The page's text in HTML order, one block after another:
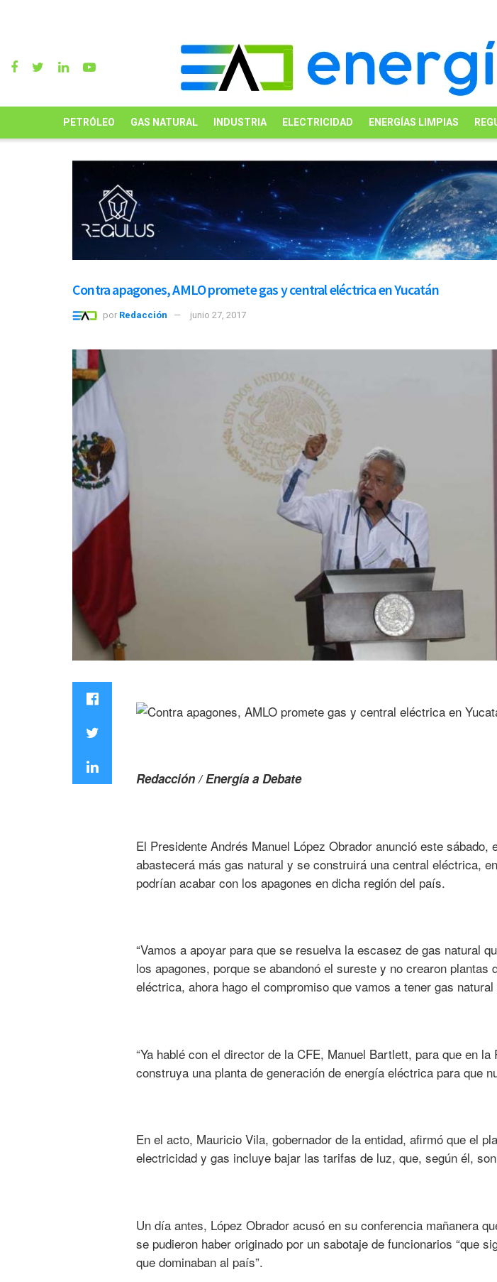
PETRÓLEO GAS NATURAL INDUSTRIA ELECTRICIDAD ENERGÍAS LIMPIAS
Contra apagones, AMLO promete gas y central eléctrica en Yucatán
por Redacción junio 27, 2017
Redacción / Energía a Debate
El Presidente Andrés Manuel López Obrador anunció este sábado,
abastecerá más gas natural y se construirá una central eléctrica,
podrían acabar con los apagones en dicha región del país.
“Vamos a apoyar para que se resuelva la escasez de gas natural
los apagones, porque se abandonó el sureste y no crearon plantas
eléctrica, ahora hago el compromiso que vamos a tener gas
“Ya hablé con el director de la CFE, Manuel Bartlett, para que en la
construya una planta de generación de energía eléctrica para que
En el acto, Mauricio Vila, gobernador de la entidad, afirmó que el
electricidad y gas incluye bajar las tarifas de luz, que, según él,
Un día antes, López Obrador acusó en su conferencia mañanera
se pudieron haber originado por un sabotaje de funcionarios “que
que dominaban al país”.